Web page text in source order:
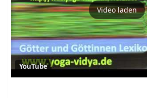
Video laden
YouTube